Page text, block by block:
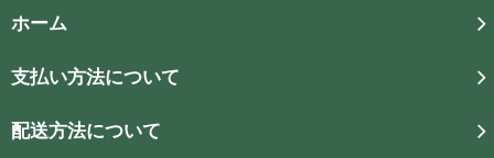
ホーム
支払い方法について
配送方法について